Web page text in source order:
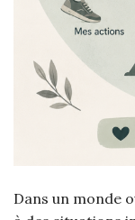
Dans un monde